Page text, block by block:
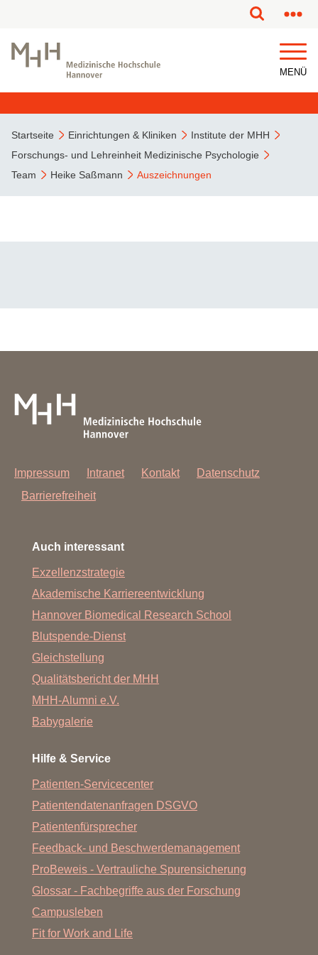
MENÜ
Startseite Einrichtungen & Kliniken
Institute der MHH
Forschungs- und Lehreinheit Medizinische Psychologie
Team
Heike Saßmann Auszeichnungen
Impressum Intranet Kontakt
Datenschutz
Barrierefreiheit
Auch interessant
Exzellenzstrategie
Akademische Karriereentwicklung
Hannover Biomedical Research School
Blutspende-Dienst
Gleichstellung
Qualitätsbericht der MHH
MHH-Alumni e.V.
Babygalerie
Hilfe & Service
Patienten-Servicecenter
Patientendatenanfragen DSGVO
Patientenfürsprecher
Feedback- und Beschwerdemanagement
ProBeweis - Vertrauliche Spurensicherung
Glossar - Fachbegriffe aus der Forschung
Campusleben
Fit for Work and Life